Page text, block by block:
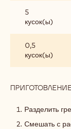
5
кусок(ы)
0,5
кусок(ы)
ПРИГОТОВЛЕНИЕ
Разделить
Смешать с